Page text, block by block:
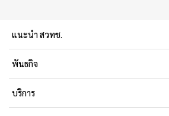
แนะนำ สวทช.
พันธกิจ
บริการ